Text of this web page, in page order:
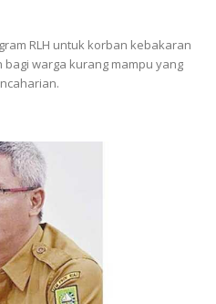
RLH untuk korban kebakaran
warga kurang mampu yang